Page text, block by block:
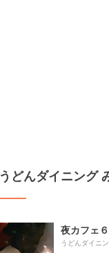
うどんダイニング
夜カフェ６
うどんダイニ